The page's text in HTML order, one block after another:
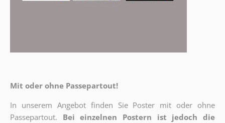
Mit oder ohne Passepartout!
In unserem Angebot finden Sie Poster mit oder ohne
Passepartout.
Bei einzelnen Postern ist jedoch die